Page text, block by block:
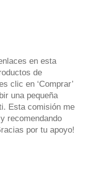
en esta
de
clic en ‘Comprar’
una pequeña
Esta comisión me
recomendando
por tu apoyo!